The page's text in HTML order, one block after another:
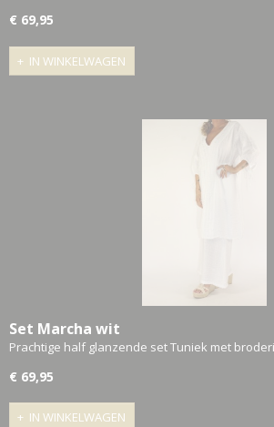
€ 69,95
IN WINKELWAGEN
Set Marcha wit
Prachtige half glanzende set Tuniek met
€ 69,95
IN WINKELWAGEN